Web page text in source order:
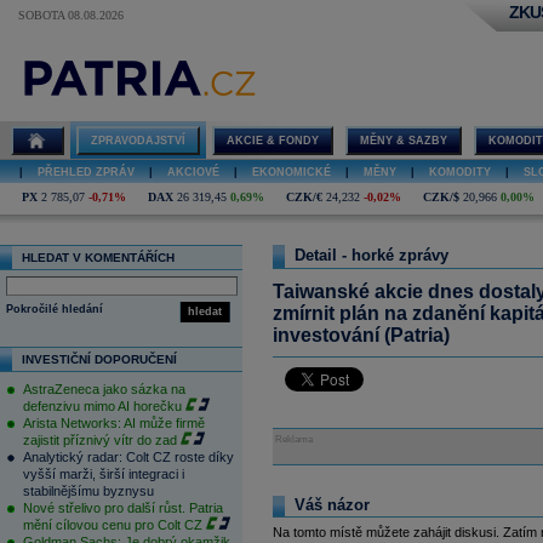
SOBOTA 08.08.2026
ZPRAVODAJSTVÍ AKCIE & FONDY MĚNY & SAZBY
PŘEHLED ZPRÁV AKCIOVÉ EKONOMICKÉ MĚNY KOMODITY
PX 2 785,07 -0,71% DAX 26 319,45 0,69% CZK/€ 24,232 -0,02% CZK/$ 20,966 0,00%
HLEDAT V KOMENTÁŘÍCH
hledat
Pokročilé hledání
INVESTIČNÍ DOPORUČENÍ
AstraZeneca jako sázka na
defenzivu mimo AI horečku
Arista Networks: AI může firmě
zajistit příznivý vítr do zad
Analytický radar: Colt CZ roste díky
vyšší marži, širší integraci i
stabilnějšímu byznysu
Nové střelivo pro další růst. Patria
mění cílovou cenu pro Colt CZ
Detail - horké zprávy
Taiwanské akcie dnes
zmírnit plán na zdanění
investování (Patria)
Reklama
Váš názor
Na tomto místě můžete zahájit diskusi.